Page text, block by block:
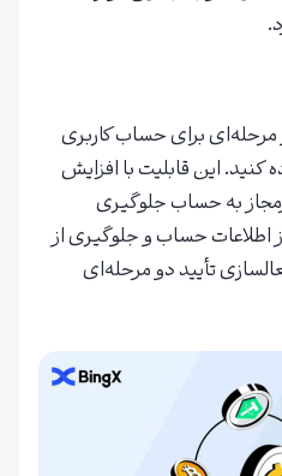
مرحله‌ای برای حساب کاربری
کنید. این قابلیت با افزایش
به حساب جلوگیری
اطلاعات حساب و جلوگیری از
تأیید دو مرحله‌ای